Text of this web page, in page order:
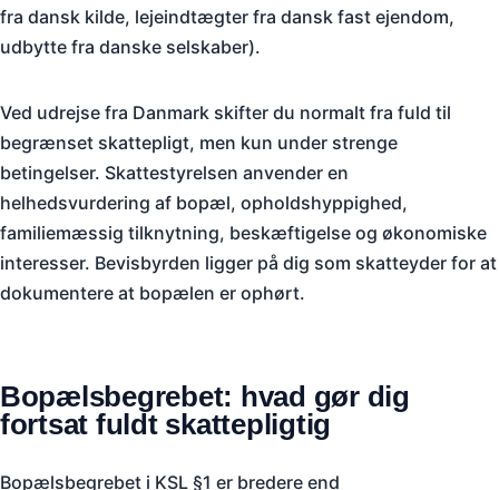
fra dansk kilde, lejeindtægter fra dansk fast ejendom,
udbytte fra danske selskaber).
Ved udrejse fra Danmark skifter du normalt fra fuld til
begrænset skattepligt, men kun under strenge
betingelser. Skattestyrelsen anvender en
helhedsvurdering af bopæl, opholdshyppighed,
familiemæssig tilknytning, beskæftigelse og økonomiske
interesser. Bevisbyrden ligger på dig som skatteyder for at
dokumentere at bopælen er ophørt.
Bopælsbegrebet: hvad gør dig
fortsat fuldt skattepligtig
Bopælsbegrebet i KSL §1 er bredere end